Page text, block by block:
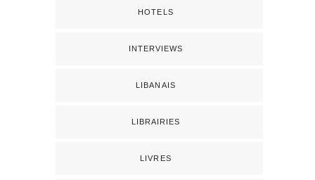
HOTELS
INTERVIEWS
LIBANAIS
LIBRAIRIES
LIVRES